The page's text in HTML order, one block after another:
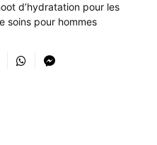
d’hydratation pour les
soins pour hommes